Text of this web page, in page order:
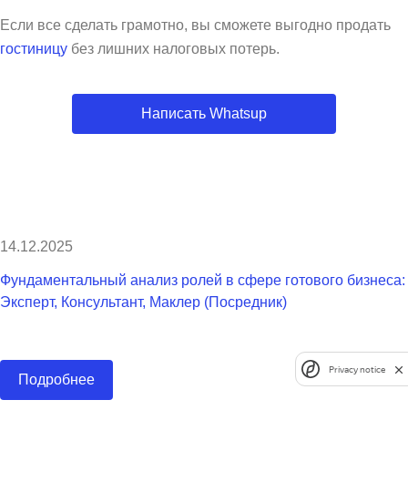
Если все сделать грамотно, вы сможете выгодно продать
гостиницу без лишних налоговых потерь.
Написать Whatsup
14.12.2025
Фундаментальный анализ ролей в сфере готового бизнеса:
Эксперт, Консультант, Маклер (Посредник)
Подробнее
Privacy notice